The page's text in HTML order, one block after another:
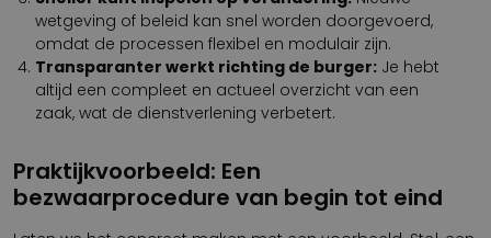
wetgeving of beleid kan snel worden doorgevoerd,
omdat de processen flexibel en modulair zijn.
Transparanter werkt richting de burger: Je hebt
altijd een compleet en actueel overzicht van een
zaak, wat de dienstverlening verbetert.
Praktijkvoorbeeld: Een
bezwaarprocedure van begin tot eind